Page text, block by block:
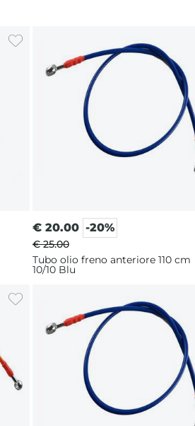
€ 20.00 -20%
€ 25.00
Tubo olio freno anteriore 110 cm
10/10 Blu